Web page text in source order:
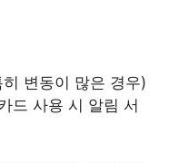
변동이 많은 경우)
드 사용 시 알림 서